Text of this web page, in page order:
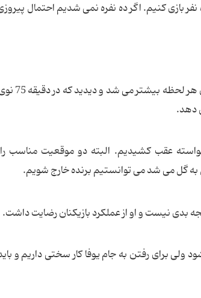
تا نیمه دوم را با ده نفر بازی كنیم. اگر ده نفره نمی شدیم احتمال
او تاكید داشت كه بازی را به
دهد.
عقب كشیدیم. البته دو موقعیت مناسب
به گل می شد می توانستیم برنده خارج شویم.
برای رفتن به جام یوفا كار سختی داریم و